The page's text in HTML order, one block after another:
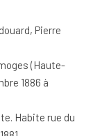
Pierre
(Haute-
1886 à
Habite rue du